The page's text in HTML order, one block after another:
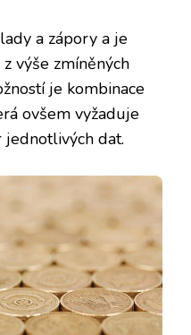
a zápory a je
výše zmíněných
je kombinace
ovšem vyžaduje
dat.